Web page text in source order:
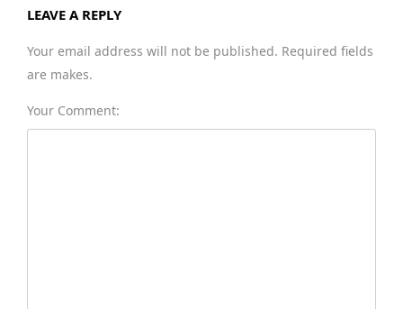
LEAVE A REPLY
Your email address will not be published. Required fields
are makes.
Your Comment: